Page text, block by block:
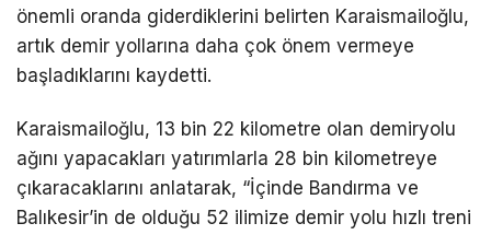
önemli oranda giderdiklerini belirten Karaismailoğlu,
artık demir yollarına daha çok önem vermeye
başladıklarını kaydetti.
Karaismailoğlu, 13 bin 22 kilometre olan demiryolu
ağını yapacakları yatırımlarla 28 bin kilometreye
çıkaracaklarını anlatarak, “İçinde Bandırma ve
Balıkesir’in de olduğu 52 ilimize demir yolu hızlı treni